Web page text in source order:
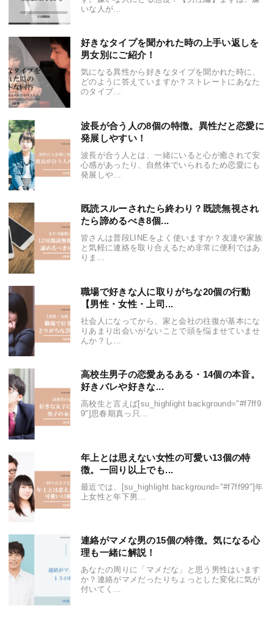
いな人が...
好きなタイプを聞かれた時の上手い返しを
男女別にご紹介！
気になる異性から好きなタイプを聞かれた時に、
どのように答えていますか？ストレートにあなた
のタイプ...
波長が合う人の8個の特徴。異性だと恋愛に
発展しやすい！
波長が合う人とは、一緒にいると心が癒されて安
心感があったり、自然体でいられるため恋愛にも
発展しや...
既読スルーされたら終わり？既読無視され
たら諦めるべき8個...
皆さんは普段LINEをよく使いますか？友達や家族
と気軽に連絡を取り合えるため非常に便利ではあ
りま...
職場で好きな人に取りがちな20個の行動
【男性・女性・上司...
社会人になってから、家と会社の往復が基本にな
りあまり出会いがないことで頭を悩ませていませ
んか？し...
高校生男子の恋愛あるある・14個の本音。
好きバレや好きな...
高校生と言えば[su_highlight background="#f7ff9
9"]思春期真っ只...
年上とは思えない女性の可愛い13個の特
徴。一回り以上でも...
最近では、[su_highlight background="#f7ff99"]年
上女性と年下男...
連絡がマメな男の15個の特徴。気になる心
理も一緒に解説！
あなたの周りに「マメだな」と思う男性はいます
か？連絡がマメだったりちょっとした変化に気が
付いてく...